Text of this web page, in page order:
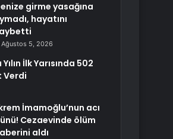
girme yasağına
hayatını
Ağustos 5, 2026
İlk Yarısında 502
Verdi
İmamoğlu’nun acı
Cezaevinde ölüm
aldı